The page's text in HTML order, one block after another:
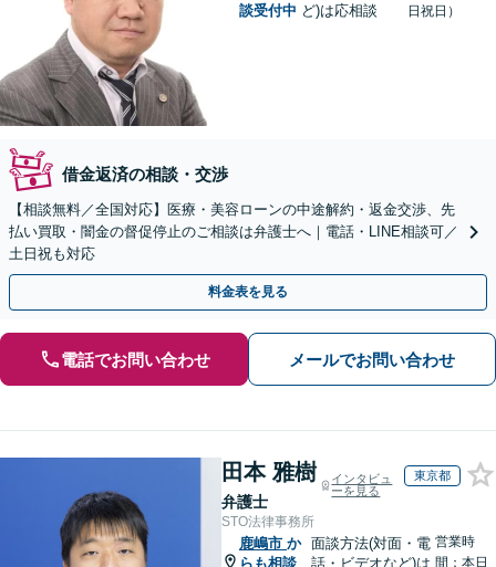
談受付中 ど)は応相談
日祝日）
借金返済の相談・交渉
【相談無料／全国対応】医療・美容ローンの中途解約・返金交渉、先
払い買取・闇金の督促停止のご相談は弁護士へ｜電話・LINE相談可／
土日祝も対応
料金表を見る
電話でお問い合わせ メールでお問い合わせ
田本 雅樹
弁護士
インタビュ
ーを見る
東京都
STO法律事務所
鹿嶋市 か
らも相談
面談方法(対面・電
話・ビデオなど)は
営業時
間：本日